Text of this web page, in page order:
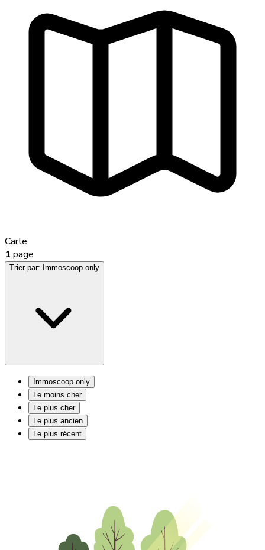
Carte
1 page
Trier par: Immoscoop only
Immoscoop only
Le moins cher
Le plus cher
Le plus ancien
Le plus récent